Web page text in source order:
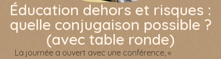
Éducation dehors et risques :
quelle conjugaison possible ?
(avec table ronde)
La journée a ouvert avec une conférence, «